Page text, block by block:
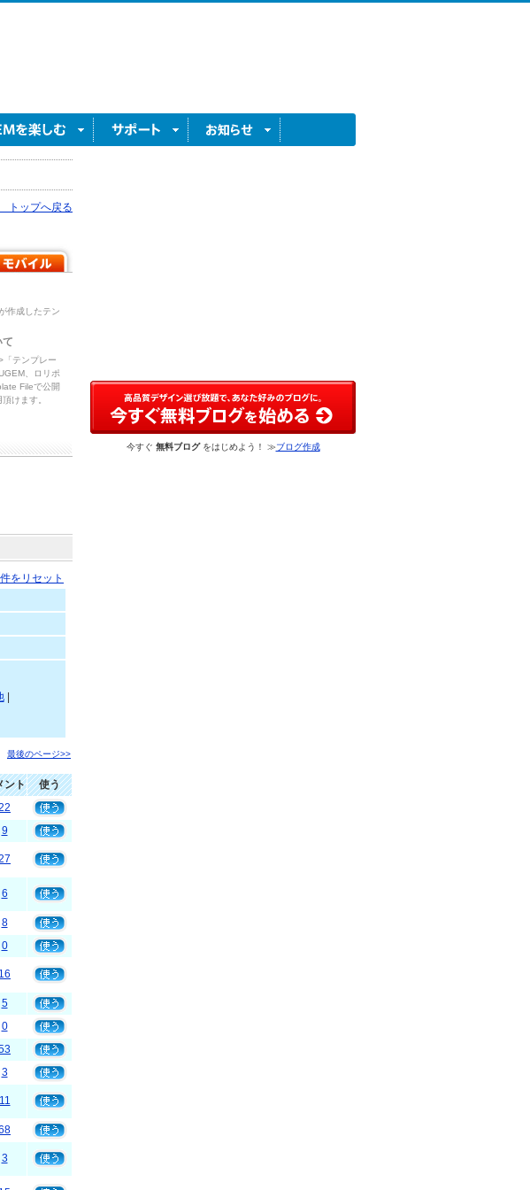
トップへ戻る
作成したテン
て
「テンプレー
、ロリポ
Fileで公開
けます。
をリセット
|
最後のページ>>
ント
使う
9
6
8
0
16
5
0
3
11
3
今すぐ 無料ブログをはじめよう！ ≫ブログ作成